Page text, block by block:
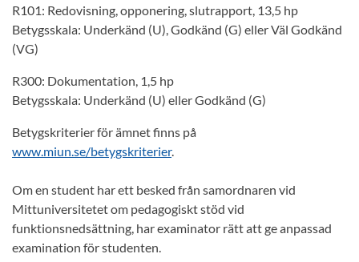
R101: Redovisning, opponering, slutrapport, 13,5 hp
Betygsskala: Underkänd (U), Godkänd (G) eller Väl Godkänd
(VG)
R300: Dokumentation, 1,5 hp
Betygsskala: Underkänd (U) eller Godkänd (G)
Betygskriterier för ämnet finns på
www.miun.se/betygskriterier.
Om en student har ett besked från samordnaren vid
Mittuniversitetet om pedagogiskt stöd vid
funktionsnedsättning, har examinator rätt att ge anpassad
examination för studenten.